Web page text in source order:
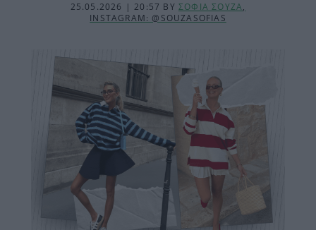
25.05.2026 | 20:57 BY ΣΟΦΙΑ ΣΟΥΖΑ,
INSTAGRAM: @SOUZASOFIAS